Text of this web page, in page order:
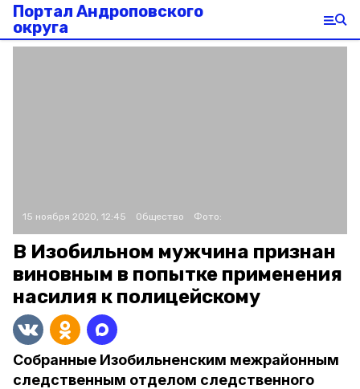
Портал Андроповского
округа
15 ноября 2020, 12:45 Общество Фото:
В Изобильном мужчина признан
виновным в попытке применения
насилия к полицейскому
Собранные Изобильненским межрайонным
следственным отделом следственного